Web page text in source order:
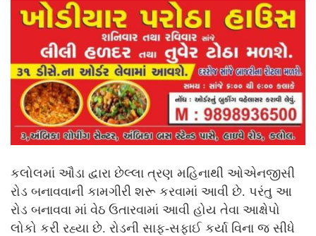
કલોલમાં ઔડા દ્વારા છેલ્લા ત્રણ મહિનાથી ઓએનજીસી
રોડ બનાવવાની કામગીરી શરૂ કરવામાં આવી છે. પરંતુ આ
રોડ બનાવવા માં વેઠ ઉતારવામાં આવી હોય તેવા આક્ષેપો
લોકો કરી રહ્યા છે. રોડની સાફ-સફાઈ કર્યા વિના જ સીધે